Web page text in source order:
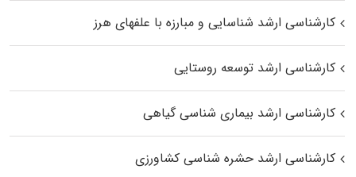
کارشناسی ارشد شناسایی و مبارزه با علفهای هرز
کارشناسی ارشد توسعه روستایی
کارشناسی ارشد بیماری‌ شناسی گیاهی
کارشناسی ارشد حشره‌ شناسی کشاورزی